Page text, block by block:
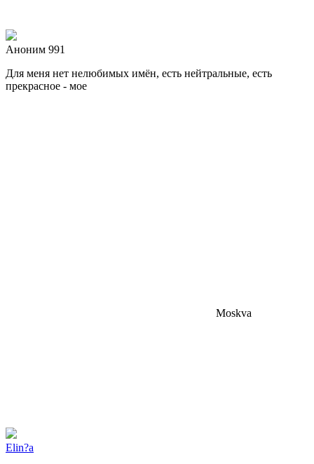
Аноним 991
Для меня нет нелюбимых имён, есть нейтральные, есть
прекрасное - мое
Moskva
Elin?a